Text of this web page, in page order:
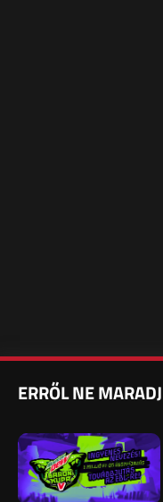
ERRŐL NE